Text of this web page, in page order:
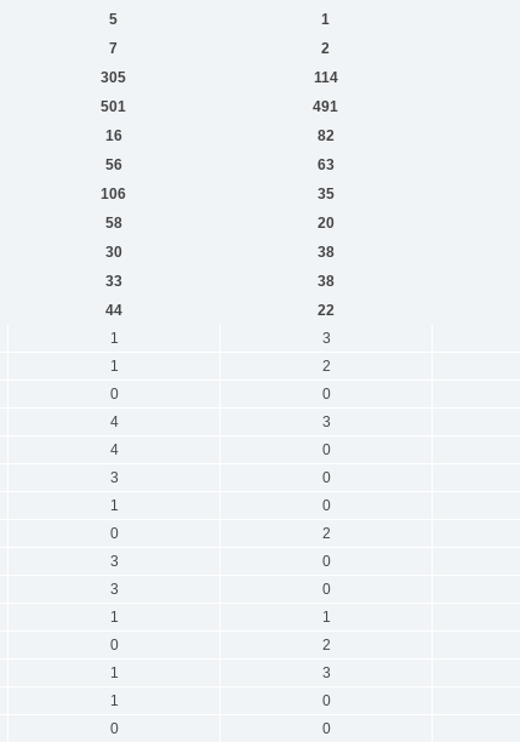
5 1
7 2
305 114
501 491
16 82
56 63
106 35
58 20
30 38
33 38
44 22
1 3
1 2
0 0
4 3
4 0
3 0
1 0
0 2
3 0
3 0
1 1
0 2
1 3
1 0
0 0